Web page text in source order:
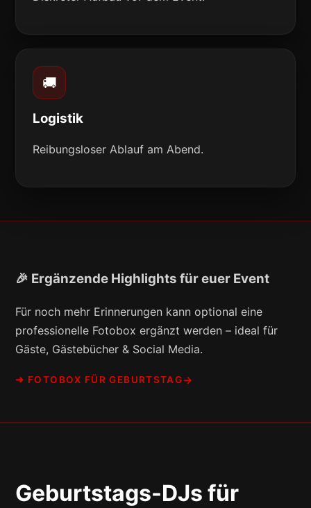
🚚
Logistik
Reibungsloser Ablauf am Abend.
🎉 Ergänzende Highlights für euer Event
Für noch mehr Erinnerungen kann optional eine
professionelle Fotobox ergänzt werden – ideal für
Gäste, Gästebücher & Social Media.
➜ FOTOBOX FÜR GEBURTSTAG
Geburtstags-DJs für